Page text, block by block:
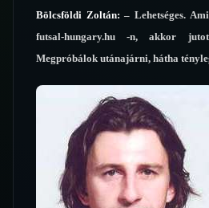
Bölcsföldi Zoltán: – Lehetséges.
futsal-hungary.hu -n, akkor
Megpróbálok utánajárni, hátha